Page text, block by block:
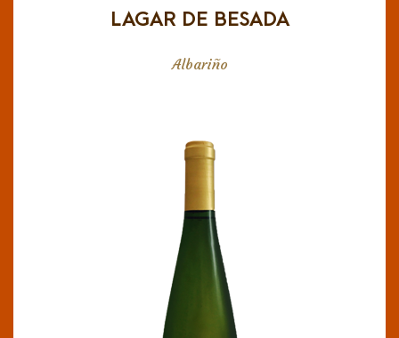
LAGAR DE BESADA
Albariño
ALBARIÑO SARAS
Es un vino muy aromático, destacan las flores
blancas en nariz, así como los cítricos y la fruta
tropical en el final. En boca la entrada es